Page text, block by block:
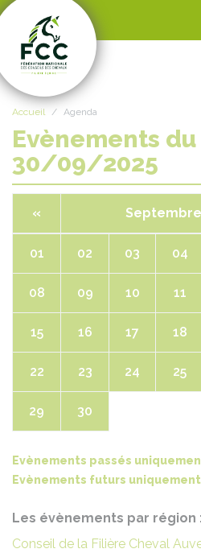
Accueil Agenda
Evènements du
30/09/2025
« Septembre
01 02 03 04
08 09 10 11
15 16 17 18
22 23 24 25
29 30
Evènements passés
Evènements futurs uniquement
Les évènements par région :
Conseil de la Filière Cheval
Panneau de gestion des cookies